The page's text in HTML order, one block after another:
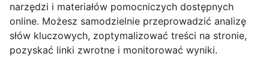
narzędzi i materiałów pomocniczych dostępnych
online. Możesz samodzielnie przeprowadzić analizę
słów kluczowych, zoptymalizować treści na stronie,
pozyskać linki zwrotne i monitorować wyniki.